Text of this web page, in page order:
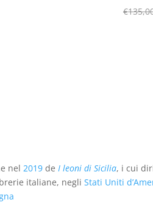
€
nel 2019de I leoni di Sicilia, i cui
italiane, negli Stati Uniti